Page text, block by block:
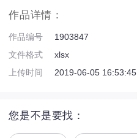
作品详情：
作品编号 1903847
文件格式
xlsx
上传时间
2019-06-05 16:53:45
您是不是要找：